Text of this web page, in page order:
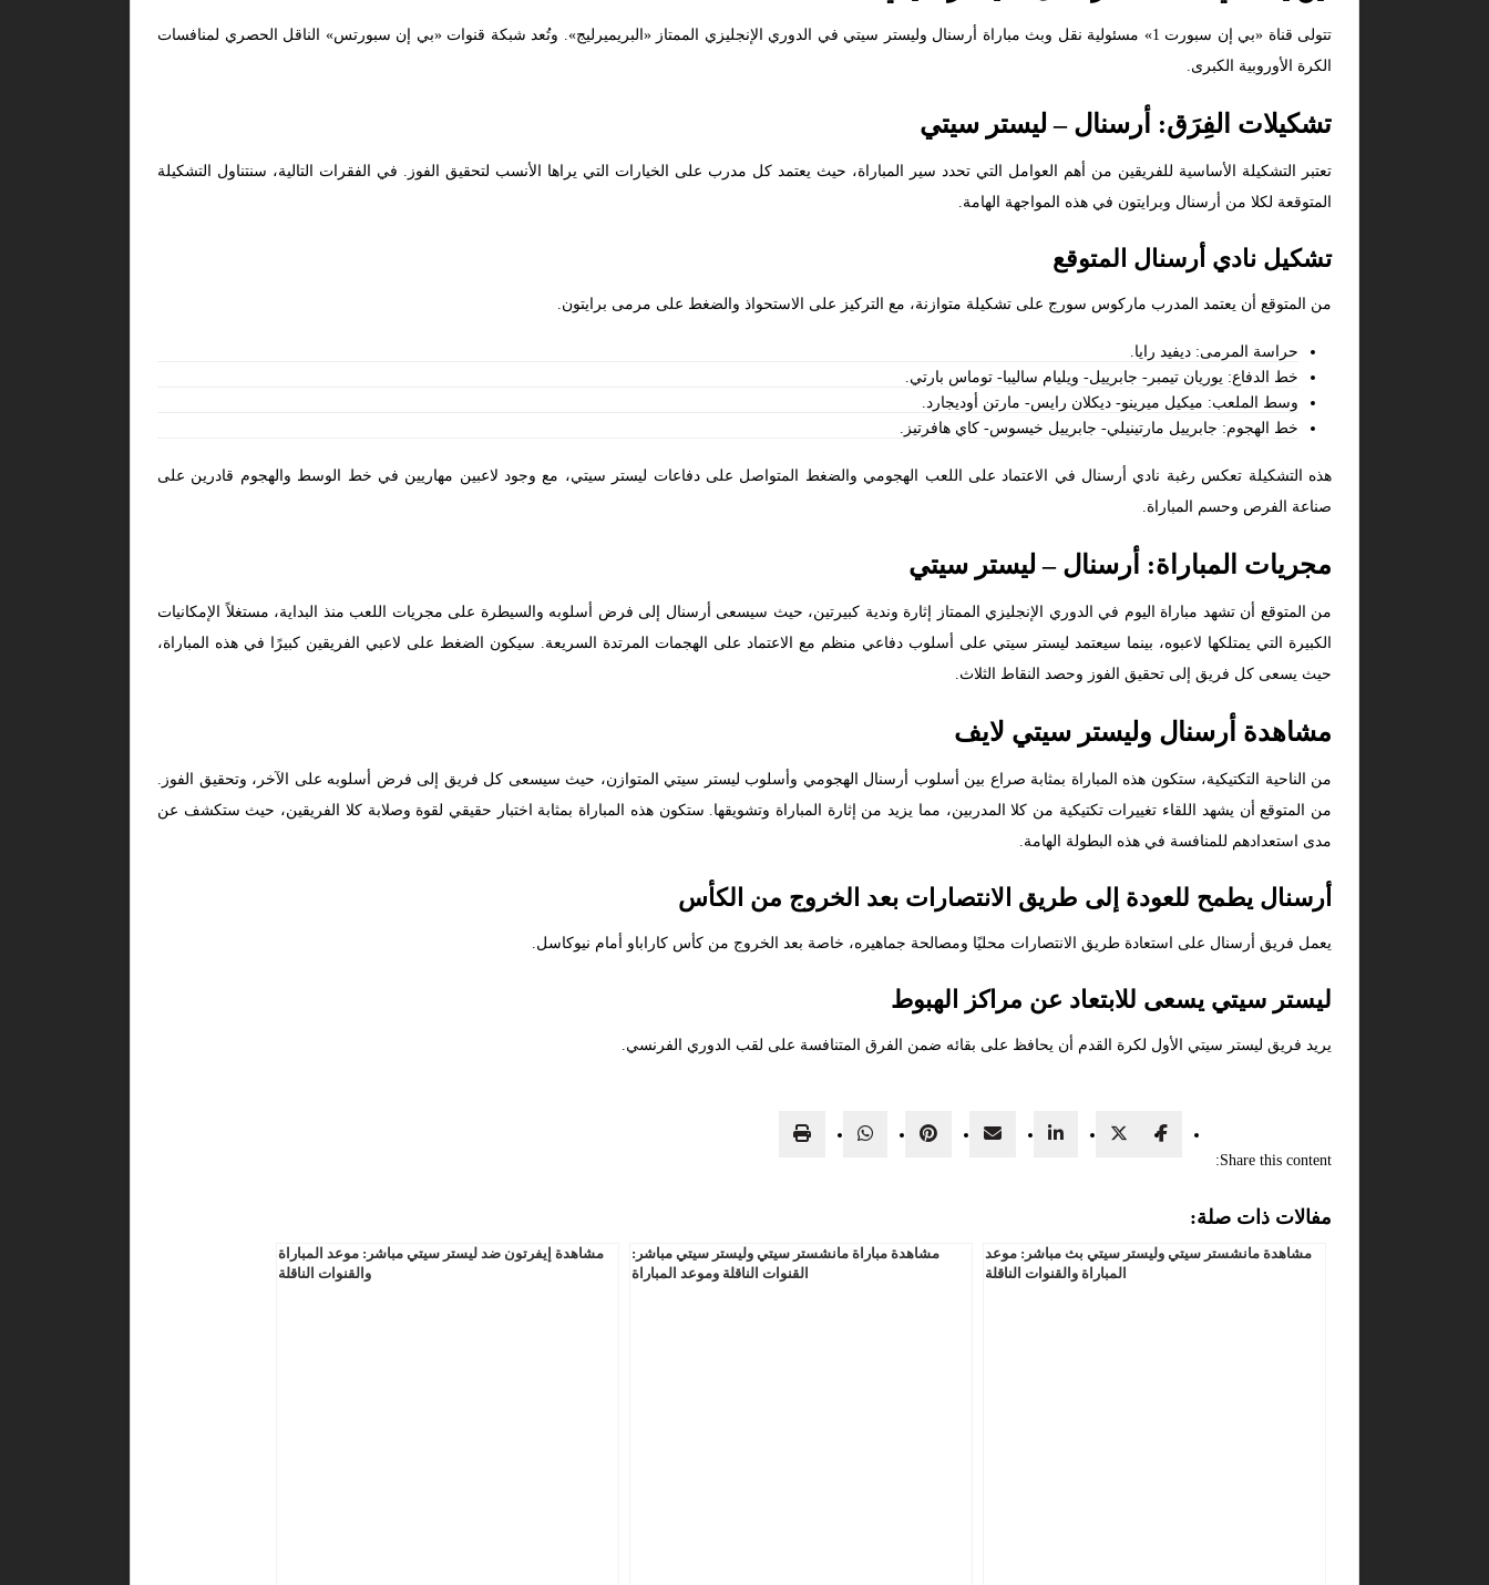
تتولى قناة «بي إن سبورت 1» مسئولية نقل وبث مباراة أرسنال وليستر سيتي في الدوري الإنجليزي الممتاز «البريميرليج». وتُعد شبكة قنوات «بي إن سبورتس» الناقل الحصري لمنافسات
الكرة الأوروبية الكبرى.
تشكيلات الفِرَق: أرسنال – ليستر سيتي
تعتبر التشكيلة الأساسية للفريقين من أهم العوامل التي تحدد سير المباراة، حيث يعتمد كل مدرب على الخيارات التي يراها الأنسب لتحقيق الفوز. في الفقرات التالية، سنتناول التشكيلة
المتوقعة لكلا من أرسنال وبرايتون في هذه المواجهة الهامة.
تشكيل نادي أرسنال المتوقع
من المتوقع أن يعتمد المدرب ماركوس سورج على تشكيلة متوازنة، مع التركيز على الاستحواذ والضغط على مرمى برايتون.
حراسة المرمى: ديفيد رايا.
خط الدفاع: يوريان تيمبر- جابرييل- ويليام ساليبا- توماس بارتي.
وسط الملعب: ميكيل ميرينو- ديكلان رايس- مارتن أوديجارد.
خط الهجوم: جابرييل مارتينيلي- جابرييل خيسوس- كاي هافرتيز.
هذه التشكيلة تعكس رغبة نادي أرسنال في الاعتماد على اللعب الهجومي والضغط المتواصل على دفاعات ليستر سيتي، مع وجود لاعبين مهاريين في خط الوسط والهجوم قادرين على
صناعة الفرص وحسم المباراة.
مجريات المباراة: أرسنال – ليستر سيتي
من المتوقع أن تشهد مباراة اليوم في الدوري الإنجليزي الممتاز إثارة وندية كبيرتين، حيث سيسعى أرسنال إلى فرض أسلوبه والسيطرة على مجريات اللعب منذ البداية، مستغلاً الإمكانيات
الكبيرة التي يمتلكها لاعبوه، بينما سيعتمد ليستر سيتي على أسلوب دفاعي منظم مع الاعتماد على الهجمات المرتدة السريعة. سيكون الضغط على لاعبي الفريقين كبيرًا في هذه المباراة،
حيث يسعى كل فريق إلى تحقيق الفوز وحصد النقاط الثلاث.
مشاهدة أرسنال وليستر سيتي لايف
من الناحية التكتيكية، ستكون هذه المباراة بمثابة صراع بين أسلوب أرسنال الهجومي وأسلوب ليستر سيتي المتوازن، حيث سيسعى كل فريق إلى فرض أسلوبه على الآخر، وتحقيق الفوز.
من المتوقع أن يشهد اللقاء تغييرات تكتيكية من كلا المدربين، مما يزيد من إثارة المباراة وتشويقها. ستكون هذه المباراة بمثابة اختبار حقيقي لقوة وصلابة كلا الفريقين، حيث ستكشف عن
مدى استعدادهم للمنافسة في هذه البطولة الهامة.
أرسنال يطمح للعودة إلى طريق الانتصارات بعد الخروج من الكأس
يعمل فريق أرسنال على استعادة طريق الانتصارات محليًا ومصالحة جماهيره، خاصة بعد الخروج من كأس كاراباو أمام نيوكاسل.
ليستر سيتي يسعى للابتعاد عن مراكز الهبوط
يريد فريق ليستر سيتي الأول لكرة القدم أن يحافظ على بقائه ضمن الفرق المتنافسة على لقب الدوري الفرنسي.
Share this content:
مفالات ذات صلة:
مشاهدة مانشستر سيتي وليستر سيتي بث مباشر: موعد
المباراة والقنوات الناقلة
مشاهدة مباراة مانشستر سيتي وليستر سيتي مباشر:
القنوات الناقلة وموعد المباراة
مشاهدة إيفرتون ضد ليستر سيتي مباشر: موعد المباراة
والقنوات الناقلة